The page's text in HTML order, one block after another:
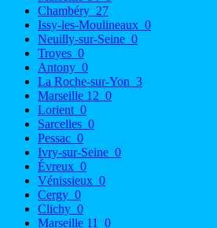
Chambéry 27
Issy-les-Moulineaux 0
Neuilly-sur-Seine 0
Troyes 0
Antony 0
La Roche-sur-Yon 3
Marseille 12 0
Lorient 0
Sarcelles 0
Pessac 0
Ivry-sur-Seine 0
Évreux 0
Vénissieux 0
Cergy 0
Clichy 0
Marseille 11
0